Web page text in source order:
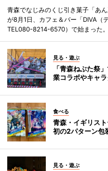
青森でなじみのくじ引き菓子「あ
が8月1日、カフェ＆バー「DIVA（
TEL080-8214-6570）で始まった。
見る・遊ぶ
「青森ねぶた祭
業コラボやキャ
食べる
青森・イギリス
初の2パターン包
見る・遊ぶ